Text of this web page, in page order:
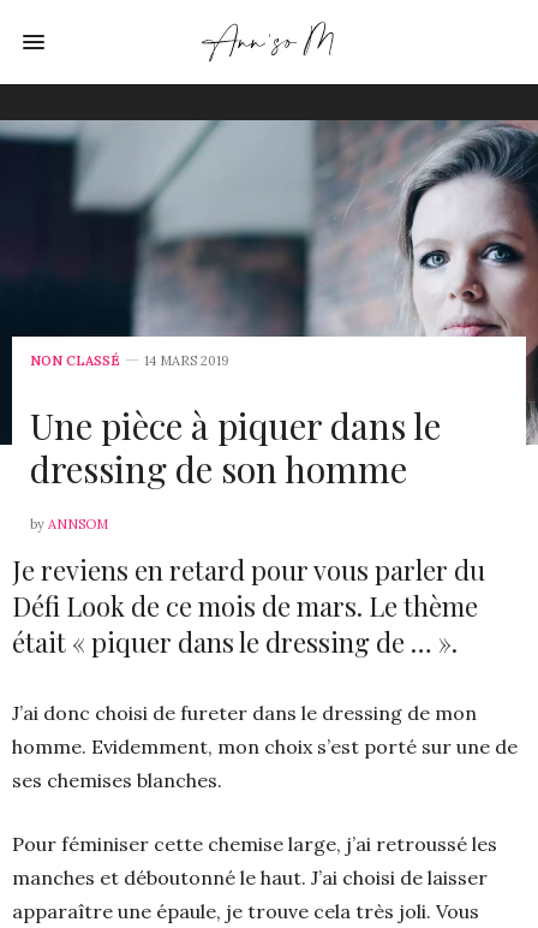
NON CLASSÉ 14 MARS 2019
Une pièce à piquer dans le
dressing de son homme
by ANNSOM
Je reviens en retard pour vous parler du
Défi Look de ce mois de mars. Le thème
était « piquer dans le dressing de … ».
J’ai donc choisi de fureter dans le dressing de mon
homme. Evidemment, mon choix s’est porté sur une de
ses chemises blanches.
Pour féminiser cette chemise large, j’ai retroussé les
manches et déboutonné le haut. J’ai choisi de laisser
apparaître une épaule, je trouve cela très joli. Vous